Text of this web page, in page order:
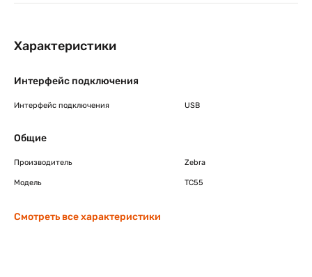
Характеристики
Интерфейс подключения
Интерфейс подключения USB
Общие
Производитель Zebra
Модель TC55
Смотреть все характеристики